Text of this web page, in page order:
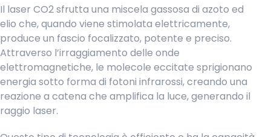
Il laser CO2 sfrutta una miscela gassosa di azoto ed
elio che, quando viene stimolata elettricamente,
produce un fascio focalizzato, potente e preciso.
Attraverso l’irraggiamento delle onde
elettromagnetiche, le molecole eccitate sprigionano
energia sotto forma di fotoni infrarossi, creando una
reazione a catena che amplifica la luce, generando il
raggio laser.